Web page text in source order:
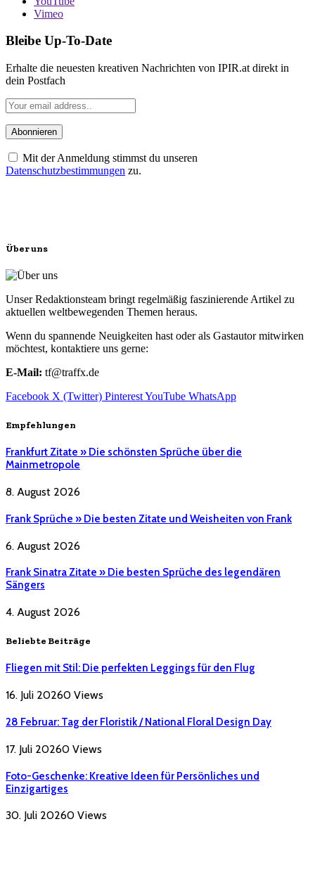
Vimeo
Bleibe Up-To-Date
Erhalte die neuesten kreativen Nachrichten von IPIR.at direkt in
dein Postfach
Mit der Anmeldung stimmst du unseren
Datenschutzbestimmungen zu.
Über uns
Unser Redaktionsteam bringt regelmäßig faszinierende Artikel zu
aktuellen weltbewegenden Themen heraus.
Wenn du spannende Neuigkeiten hast oder als Gastautor mitwirken
möchtest, kontaktiere uns gerne:
E-Mail: tf@traffx.de
Facebook X (Twitter) PinterestYouTube WhatsApp
Empfehlungen
Frankfurt Zitate » Die schönsten Sprüche über die
Mainmetropole
8. August 2026
Frank Sprüche » Die besten Zitate und Weisheiten von Frank
6. August 2026
Frank Sinatra Zitate » Die besten Sprüche des legendären
Sängers
4. August 2026
Beliebte Beiträge
Fliegen mit Stil: Die perfekten Leggings für den Flug
16. Juli 20260 Views
28 Februar: Tag der Floristik / National Floral Design Day
17. Juli 20260 Views
Foto-Geschenke: Kreative Ideen für Persönliches und
Einzigartiges
30. Juli 20260 Views